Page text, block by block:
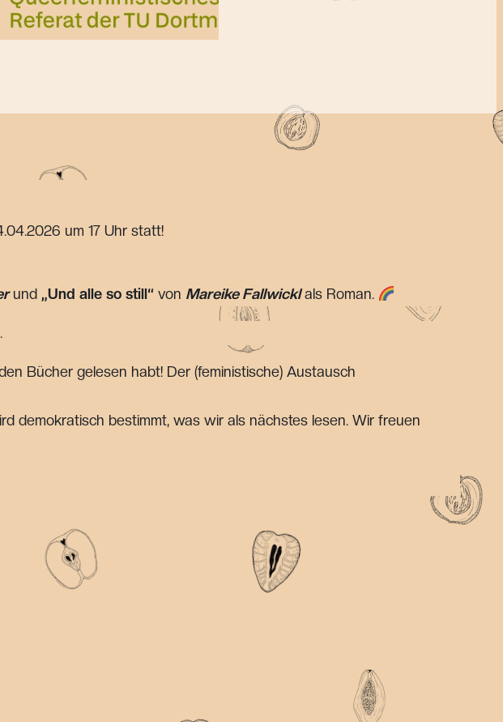
um 17 Uhr statt!
und „Und alle so still“ von Mareike Fallwickl als Roman.
Bücher gelesen habt! Der (feministische) Austausch
demokratisch bestimmt, was wir als nächstes lesen. Wir freuen